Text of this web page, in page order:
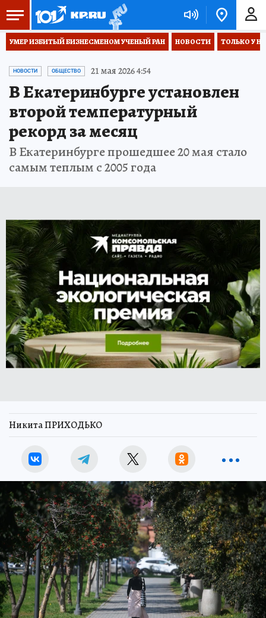
УМЕР ИЗБИТЫЙ БИЗНЕСМЕНОМ УЧЕНЫЙ РАН НОВОСТИ ТОЛЬКО У
НОВОСТИ ОБЩЕСТВО 21 мая 2026 4:54
В Екатеринбурге установлен
второй температурный
рекорд за месяц
В Екатеринбурге прошедшее 20 мая стало
самым теплым с 2005 года
Никита ПРИХОДЬКО